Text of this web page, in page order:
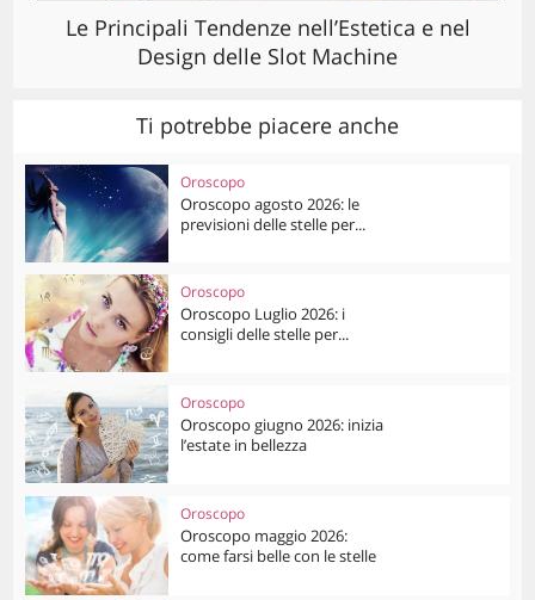
Le Principali Tendenze nell’Estetica e nel
Design delle Slot Machine
Ti potrebbe piacere anche
Oroscopo
Oroscopo agosto 2026: le
previsioni delle stelle per...
Oroscopo
Oroscopo Luglio 2026: i
consigli delle stelle per...
Oroscopo
Oroscopo giugno 2026: inizia
l’estate in bellezza
Oroscopo
Oroscopo maggio 2026:
come farsi belle con le stelle